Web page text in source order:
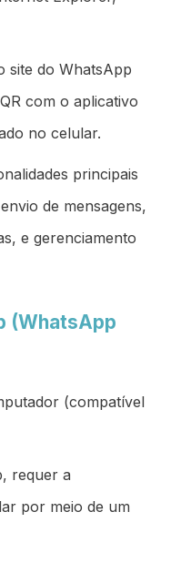
site do WhatsApp
com o aplicativo
no celular.
principais
de mensagens,
e gerenciamento
(WhatsApp
(compatível
requer a
por meio de um